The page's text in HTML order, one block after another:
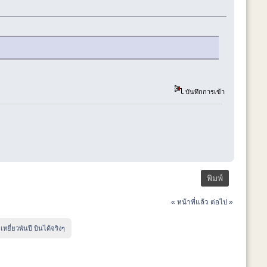
บันทึกการเข้า
พิมพ์
« หน้าที่แล้ว ต่อไป »
เหยี่ยวพันปี บินได้จริงๆ